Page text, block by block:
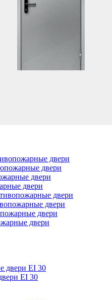
двери
двери
двери
двери
EI 30